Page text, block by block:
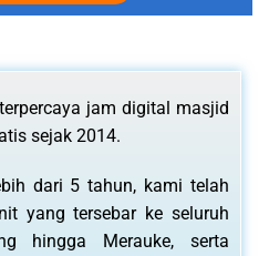
jam digital masjid
sejak 2014.
dari 5 tahun, kami telah
yang tersebar ke seluruh
hingga Merauke, serta